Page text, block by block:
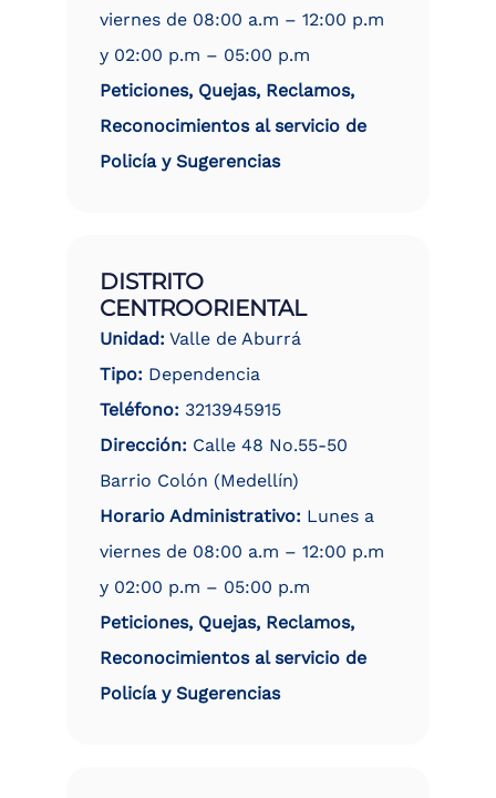
viernes de 08:00 a.m – 12:00 p.m
y 02:00 p.m – 05:00 p.m
Peticiones, Quejas, Reclamos,
Reconocimientos al servicio de
Policía y Sugerencias
DISTRITO
CENTROORIENTAL
Unidad: Valle de Aburrá
Tipo: Dependencia
Teléfono: 3213945915
Dirección: Calle 48 No.55-50
Barrio Colón (Medellín)
Horario Administrativo: Lunes a
viernes de 08:00 a.m – 12:00 p.m
y 02:00 p.m – 05:00 p.m
Peticiones, Quejas, Reclamos,
Reconocimientos al servicio de
Policía y Sugerencias